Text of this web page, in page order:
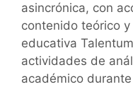
asincrónica, con
contenido teórico
educativa
actividades de
académico